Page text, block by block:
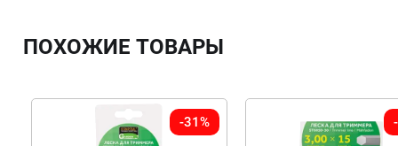
ПОХОЖИЕ ТОВАРЫ
-31%